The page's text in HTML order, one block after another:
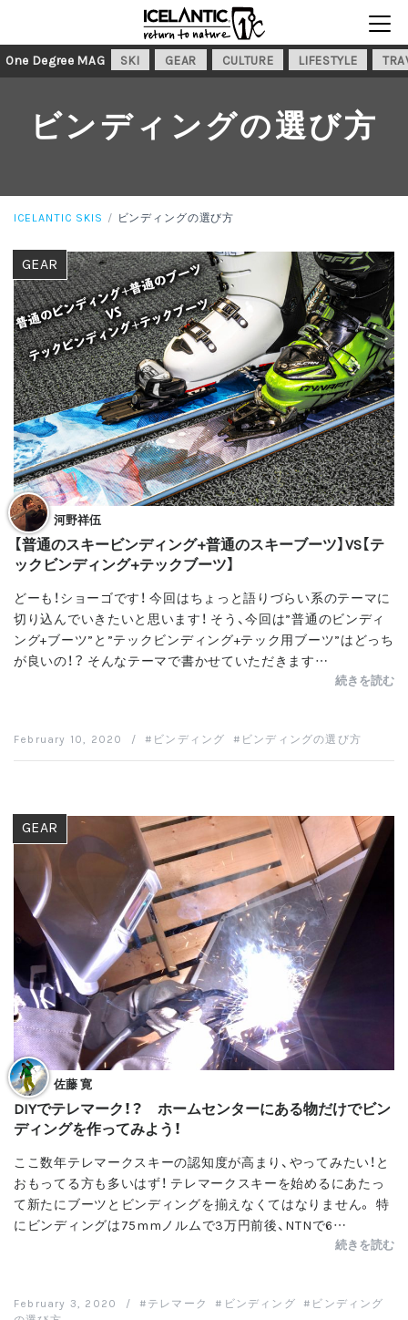
One Degree MAG SKI GEAR CULTURE LIFESTYLE
ICELANTIC SKIS ビンディングの選び方
ビンディングの選び方
河野祥伍
【普通のスキービンディング+普通のスキーブーツ】VS【テ
ックビンディング+テックブーツ】
GEAR
どーも！ショーゴです！ 今回はちょっと語りづらい系のテーマに
切り込んでいきたいと思います！ そう、今回は”普通のビンディ
ング+ブーツ”と”テックビンディング+テック用ブーツ”はどっち
が良いの！？ そんなテーマで書かせていただきます…
続きを読む
February 10, 2020 / ビンディング ビンディングの選び方
佐藤 寛
DIYでテレマーク！？ ホームセンターにある物だけでビン
ディングを作ってみよう！
GEAR
ここ数年テレマークスキーの認知度が高まり、やってみたい！と
おもってる方も多いはず！ テレマークスキーを始めるにあたっ
て新たにブーツとビンディングを揃えなくてはなりません。 特
にビンディングは75mmノルムで3万円前後、NTNで6…
続きを読む
February 3, 2020 / テレマーク ビンディング
ビンディング